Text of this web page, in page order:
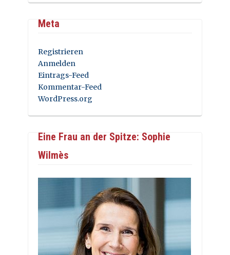
Meta
Registrieren
Anmelden
Eintrags-Feed
Kommentar-Feed
WordPress.org
Eine Frau an der Spitze: Sophie
Wilmès